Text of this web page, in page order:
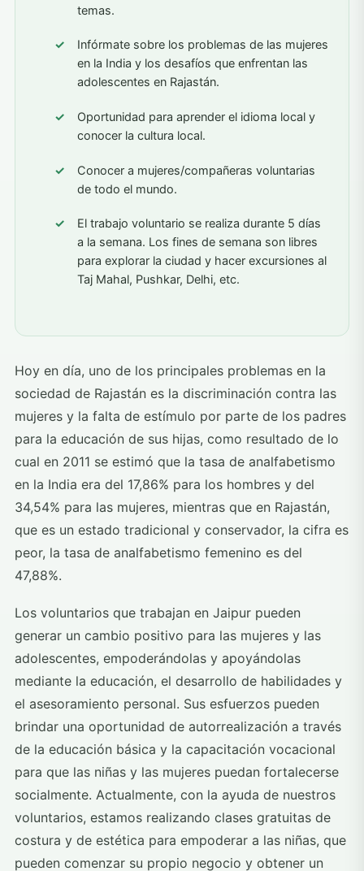
temas.
Infórmate sobre los problemas de las mujeres
en la India y los desafíos que enfrentan las
adolescentes en Rajastán.
Oportunidad para aprender el idioma local y
conocer la cultura local.
Conocer a mujeres/compañeras voluntarias
de todo el mundo.
El trabajo voluntario se realiza durante 5 días
a la semana. Los fines de semana son libres
para explorar la ciudad y hacer excursiones al
Taj Mahal, Pushkar, Delhi, etc.
Hoy en día, uno de los principales problemas en la
sociedad de Rajastán es la discriminación contra las
mujeres y la falta de estímulo por parte de los padres
para la educación de sus hijas, como resultado de lo
cual en 2011 se estimó que la tasa de analfabetismo
en la India era del 17,86% para los hombres y del
34,54% para las mujeres, mientras que en Rajastán,
que es un estado tradicional y conservador, la cifra es
peor, la tasa de analfabetismo femenino es del
47,88%.
Los voluntarios que trabajan en Jaipur pueden
generar un cambio positivo para las mujeres y las
adolescentes, empoderándolas y apoyándolas
mediante la educación, el desarrollo de habilidades y
el asesoramiento personal. Sus esfuerzos pueden
brindar una oportunidad de autorrealización a través
de la educación básica y la capacitación vocacional
para que las niñas y las mujeres puedan fortalecerse
socialmente. Actualmente, con la ayuda de nuestros
voluntarios, estamos realizando clases gratuitas de
costura y de estética para empoderar a las niñas, que
pueden comenzar su propio negocio y obtener un